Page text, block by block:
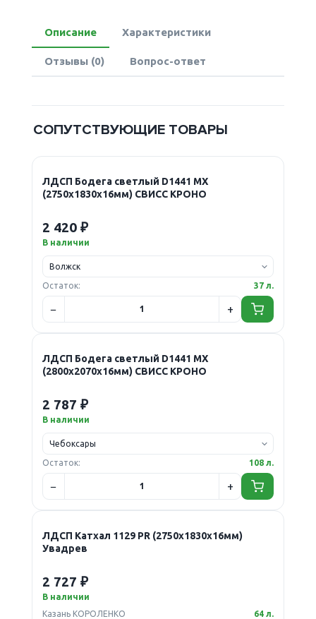
Описание Характеристики
Отзывы (0) Вопрос-ответ
СОПУТСТВУЮЩИЕ ТОВАРЫ
ЛДСП Бодега светлый D1441 MX
(2750х1830х16мм) СВИСС КРОНО
2 420 ₽
В наличии
Остаток: 37 л.
ЛДСП Бодега светлый D1441 MX
(2800х2070х16мм) СВИСС КРОНО
2 787 ₽
В наличии
Остаток: 108 л.
ЛДСП Катхал 1129 PR (2750х1830х16мм)
Увадрев
2 727 ₽
В наличии
Казань КОРОЛЕНКО
64 л.